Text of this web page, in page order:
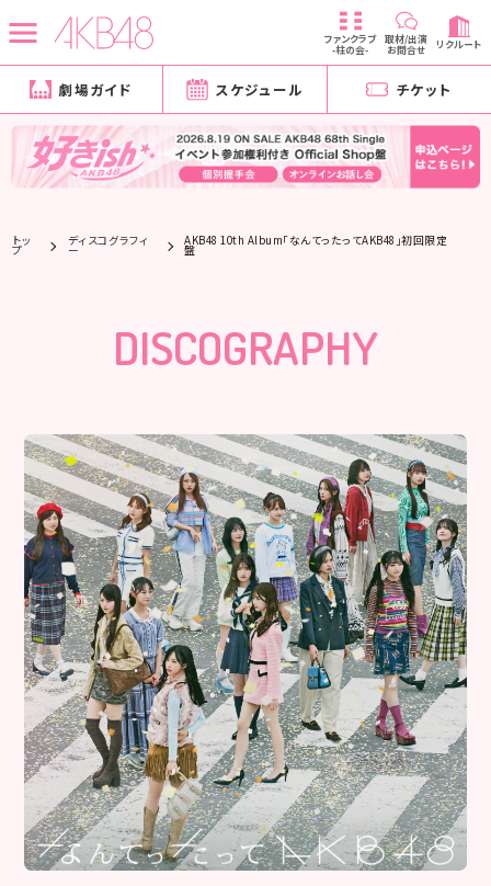
ファンクラブ
-柱の会-
取材/出演
お問合せ リクルート
劇場ガイド スケジュール チケット
トッ
プ
ディスコグラフィ
ー
AKB48 10th Album「なんてったってAKB48」初回限定
盤
DISCOGRAPHY